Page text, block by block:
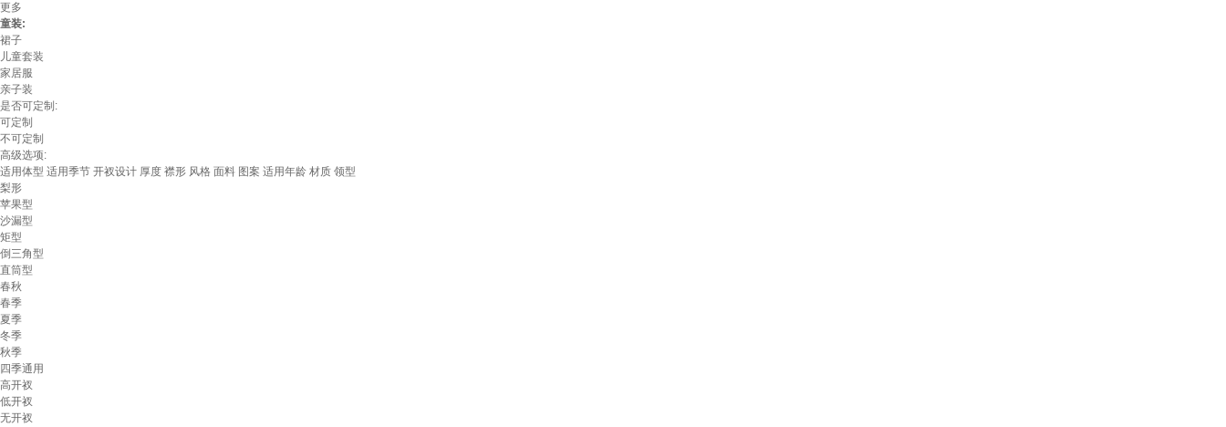
更多
童装:
裙子
儿童套装
家居服
亲子装
是否可定制:
可定制
不可定制
高级选项:
适用体型 适用季节 开衩设计 厚度 襟形 风格 面料 图案 适用年龄 材质 领型
梨形
苹果型
沙漏型
矩型
倒三角型
直筒型
春秋
春季
夏季
冬季
秋季
四季通用
高开衩
低开衩
无开衩